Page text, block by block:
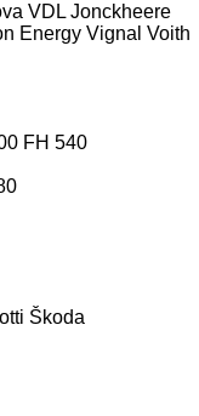
VDL Jonckheere
Energy Vignal Voith
FH 540
Škoda